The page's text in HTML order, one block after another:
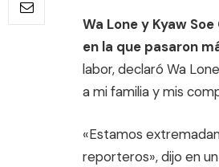
Wa Lone y Kyaw
en la que pasaron
labor, declaró Wa
a mi familia y mis
«Estamos
reporteros», dijo en